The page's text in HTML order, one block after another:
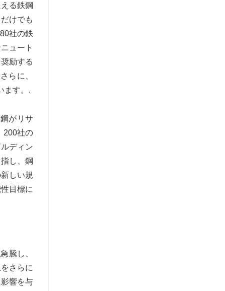
る鉄鋼
けでも
社の鉄
ュート
励する
らに、
ます。.
がリサ
200社の
ディン
し、鋼
しい規
目標に
騰し、
さらに
響を与